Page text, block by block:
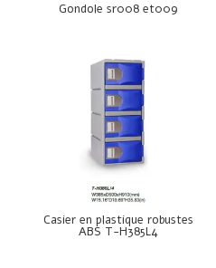
Gondole sr008 et009
Casier en plastique robustes
ABS T-H385L4